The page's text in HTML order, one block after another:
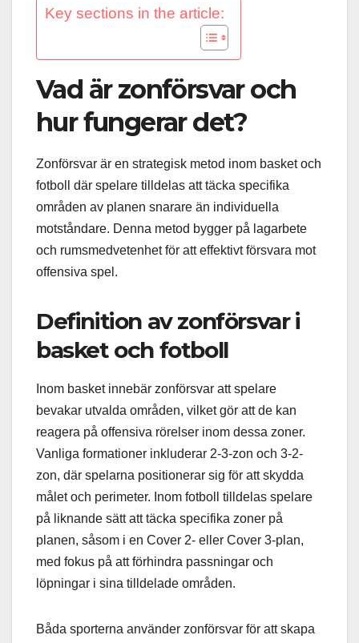
Key sections in the article:
Vad är zonförsvar och
hur fungerar det?
Zonförsvar är en strategisk metod inom basket och
fotboll där spelare tilldelas att täcka specifika
områden av planen snarare än individuella
motståndare. Denna metod bygger på lagarbete
och rumsmedvetenhet för att effektivt försvara mot
offensiva spel.
Definition av zonförsvar i
basket och fotboll
Inom basket innebär zonförsvar att spelare
bevakar utvalda områden, vilket gör att de kan
reagera på offensiva rörelser inom dessa zoner.
Vanliga formationer inkluderar 2-3-zon och 3-2-
zon, där spelarna positionerar sig för att skydda
målet och perimeter. Inom fotboll tilldelas spelare
på liknande sätt att täcka specifika zoner på
planen, såsom i en Cover 2- eller Cover 3-plan,
med fokus på att förhindra passningar och
löpningar i sina tilldelade områden.
Båda sporterna använder zonförsvar för att skapa